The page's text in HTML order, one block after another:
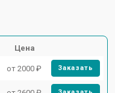
Цена
от 2000 ₽ Заказать